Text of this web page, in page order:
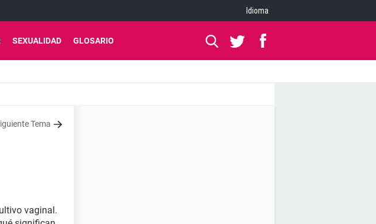
Idioma
SEXUALIDAD GLOSARIO
Tema
vaginal.